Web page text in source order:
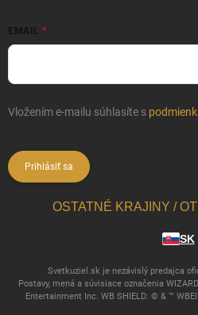
EMAIL
Vložením e-mailu súhlasíte s
Prihlásiť sa
OSTATNÉ KRAJINY /
SK
Svetkuziel.sk je nezávislý predajca
Postavy, mená a súvisiace označenia
Entertainment Inc. WB SHIELD: © & ™